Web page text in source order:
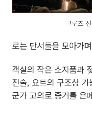
크루즈
로는 단서들을 모아가
객실의 작은 소지품과
진술, 요트의 구조상
군가 고의로 증거를 은